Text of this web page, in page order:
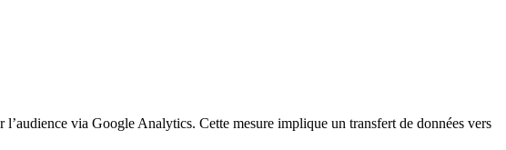
via Google Analytics. Cette mesure implique un transfert de données vers